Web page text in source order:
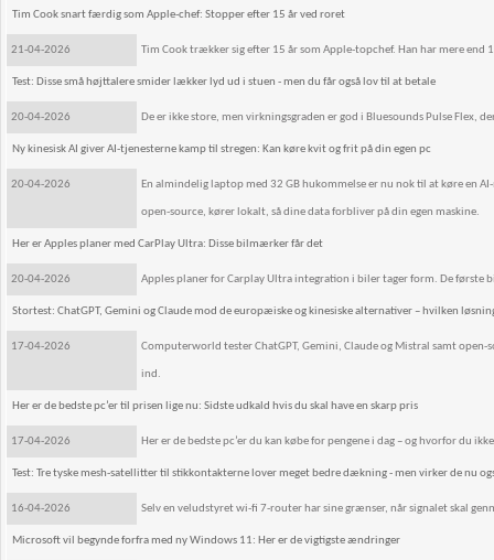
Tim Cook snart færdig som Apple-chef: Stopper efter 15 år ved roret
21-04-2026 Tim Cook trækker sig efter 15 år som Apple-topchef. Han har mere
Test: Disse små højttalere smider lækker lyd ud i stuen - men du får også lov til at betale
20-04-2026 De er ikke store, men virkningsgraden er god i Bluesounds Pulse Flex,
Ny kinesisk AI giver AI-tjenesterne kamp til stregen: Kan køre kvit og frit på din egen pc
20-04-2026 En almindelig laptop med 32 GB hukommelse er nu nok til at køre en
open-source, kører lokalt, så dine data forbliver på din egen maskine.
Her er Apples planer med CarPlay Ultra: Disse bilmærker får det
20-04-2026 Apples planer for Carplay Ultra integration i biler tager form. De første
Stortest: ChatGPT, Gemini og Claude mod de europæiske og kinesiske alternativer – hvilken
17-04-2026 Computerworld tester ChatGPT, Gemini, Claude og Mistral samt
ind.
Her er de bedste pc’er til prisen lige nu: Sidste udkald hvis du skal have en skarp pris
17-04-2026 Her er de bedste pc’er du kan købe for pengene i dag – og hvorfor du
Test: Tre tyske mesh-satellitter til stikkontakterne lover meget bedre dækning - men virker de nu
16-04-2026 Selv en veludstyret wi-fi 7-router har sine grænser, når signalet skal
Microsoft vil begynde forfra med ny Windows 11: Her er de vigtigste ændringer